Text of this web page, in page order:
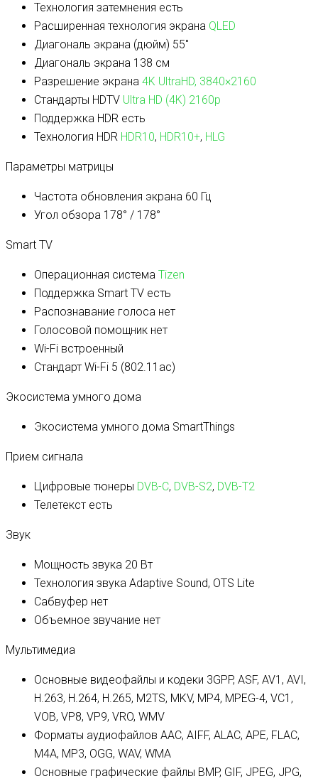
Технология затемнения есть
Расширенная технология экрана QLED
Диагональ экрана (дюйм) 55″
Диагональ экрана 138 см
Разрешение экрана 4K UltraHD, 3840×2160
Стандарты HDTV Ultra HD (4K) 2160p
Поддержка HDR есть
Технология HDR HDR10, HDR10+, HLG
Параметры матрицы
Частота обновления экрана 60 Гц
Угол обзора 178° / 178°
Smart TV
Операционная система Tizen
Поддержка Smart TV есть
Распознавание голоса нет
Голосовой помощник нет
Wi-Fi встроенный
Стандарт Wi-Fi 5 (802.11ac)
Экосистема умного дома
Экосистема умного дома SmartThings
Прием сигнала
Цифровые тюнеры DVB-C, DVB-S2, DVB-T2
Телетекст есть
Звук
Мощность звука 20 Вт
Технология звука Adaptive Sound, OTS Lite
Сабвуфер нет
Объемное звучание нет
Мультимедиа
Основные видеофайлы и кодеки 3GPP, ASF, AV1, AVI,
H.263, H.264, H.265, M2TS, MKV, MP4, MPEG-4, VC1,
VOB, VP8, VP9, VRO, WMV
Форматы аудиофайлов AAC, AIFF, ALAC, APE, FLAC,
M4A, MP3, OGG, WAV, WMA
Основные графические файлы BMP, GIF, JPEG, JPG,